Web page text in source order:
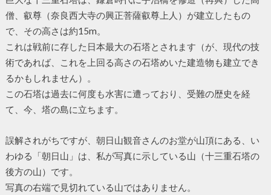
僧、叡尊（奈良西大寺の興正菩薩叡尊上人）が建立したもの
で、その高さは約15m。
これは戦前に存した日本最大の石塔とされます（が、現代の技
術であれば、これを上回る高さの石塔めいた建造物も建立でき
るかもしれません）。
この石塔は過去に何度も水害に遭っており、受難の歴史を経
て、今、塔の島に立ちます。
誤解されがちですが、朝日山観音さんのお堂が山頂にある、い
わゆる「朝日山」は、私が写真に示している山（十三重石塔の
後方の山）です。
写真の右端で見切れている山ではありません。